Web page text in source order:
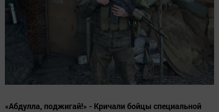
«Абдулла, поджигай!» - Кричали бойцы специальной